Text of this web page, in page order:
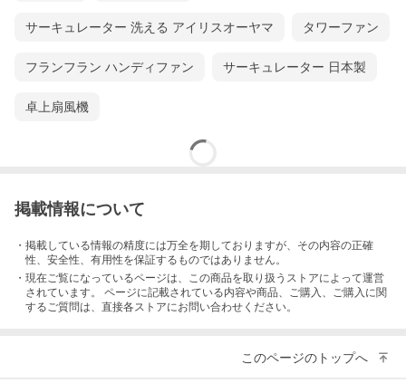
サーキュレーター 洗える アイリスオーヤマ タワーファン
フランフラン ハンディファン サーキュレーター 日本製
卓上扇風機
掲載情報について
・掲載している情報の精度には万全を期しておりますが、その内容の正確
性、安全性、有用性を保証するものではありません。
・現在ご覧になっているページは、この商品を取り扱うストアによって運営
されています。 ページに記載されている内容や商品、ご購入 、ご購入に関
するご質問は、直接各ストアにお問い合わせください。
このページのトップへ